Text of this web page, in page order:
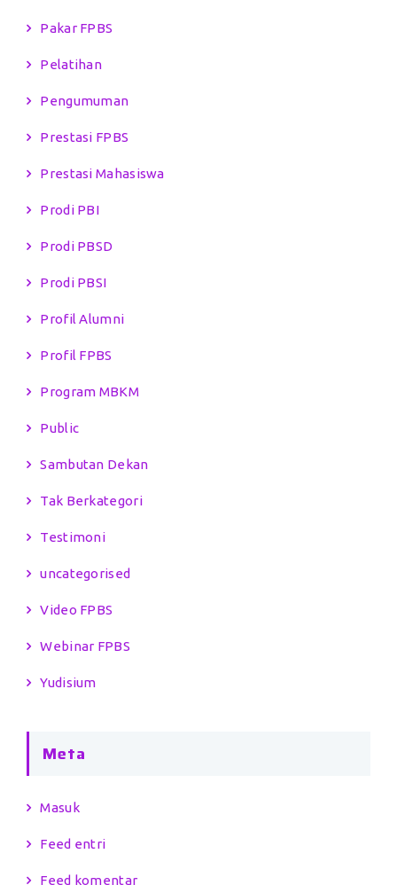
Pakar FPBS
Pelatihan
Pengumuman
Prestasi FPBS
Prestasi Mahasiswa
Prodi PBI
Prodi PBSD
Prodi PBSI
Profil Alumni
Profil FPBS
Program MBKM
Public
Sambutan Dekan
Tak Berkategori
Testimoni
uncategorised
Video FPBS
Webinar FPBS
Yudisium
Meta
Masuk
Feed entri
Feed komentar